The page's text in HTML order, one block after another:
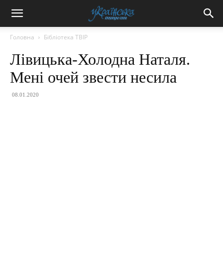
Головна Бібліотека ТВІР
Лівицька-Холодна Наталя.
Мені очей звести несила
08.01.2020